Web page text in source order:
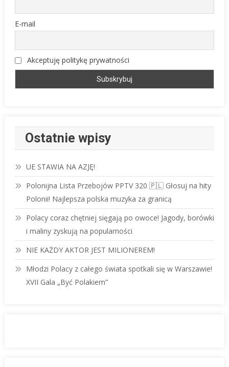
E-mail
Akceptuję politykę prywatności
Ostatnie wpisy
UE STAWIA NA AZJĘ!
Polonijna Lista Przebojów PPTV 320 🇵🇱 Głosuj na hity
Polonii! Najlepsza polska muzyka za granicą
Polacy coraz chętniej sięgają po owoce! Jagody, borówki
i maliny zyskują na popularności
NIE KAŻDY AKTOR JEST MILIONEREM!
Młodzi Polacy z całego świata spotkali się w Warszawie!
XVII Gala „Być Polakiem”